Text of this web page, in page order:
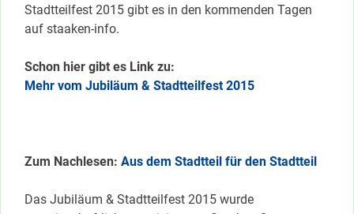
Stadtteilfest 2015 gibt es in den kommenden Tagen
auf staaken-info.
Schon hier gibt es Link zu:
Mehr vom Jubiläum & Stadtteilfest 2015
Zum Nachlesen: Aus dem Stadtteil für den Stadtteil
Das Jubiläum & Stadtteilfest 2015 wurde